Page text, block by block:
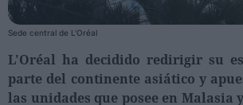
Lanzamientos
Proveedores
Estética
Sede central de L'Oréal
L'Oréal ha decidido redirigir su
parte del continente asiático y
las unidades que posee en Malasia